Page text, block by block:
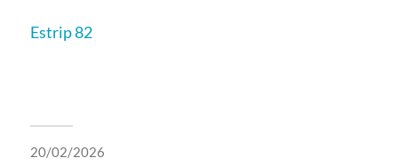
Estrip 82
20/02/2026